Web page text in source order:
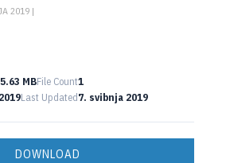
2019 |
MBFile Count1
Last Updated7. svibnja 2019
DOWNLOAD